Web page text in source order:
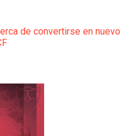
de convertirse en nuevo